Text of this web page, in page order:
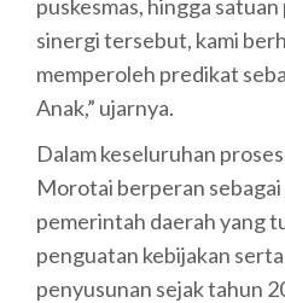
puskesmas, hingga
sinergi tersebut, kami
memperoleh predikat
Anak,” ujarnya.
Dalam keseluruhan
Morotai berperan
pemerintah daerah yang
penguatan kebijakan
penyusunan sejak tahun